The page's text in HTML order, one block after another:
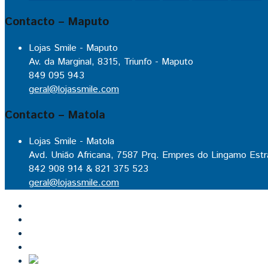
Contacto – Maputo
Lojas Smile - Maputo
Av. da Marginal, 8315, Triunfo - Maputo
849 095 943
geral@lojassmile.com
Contacto – Matola
Lojas Smile - Matola
Avd. União Africana, 7587 Prq. Empres do Lingamo
842 908 914 & 821 375 523
geral@lojassmile.com